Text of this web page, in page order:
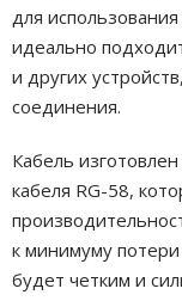
для
идеально
и других
соединения.
Кабель
кабеля RG-58,
к минимуму потери
будет четким и